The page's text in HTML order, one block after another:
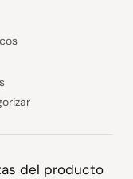
del producto